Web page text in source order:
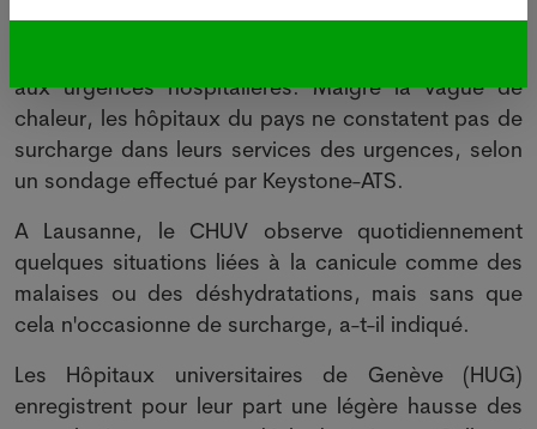
aux urgences hospitalières. Malgré la vague de
chaleur, les hôpitaux du pays ne constatent pas de
surcharge dans leurs services des urgences, selon
un sondage effectué par Keystone-ATS.
A Lausanne, le CHUV observe quotidiennement
quelques situations liées à la canicule comme des
malaises ou des déshydratations, mais sans que
cela n'occasionne de surcharge, a-t-il indiqué.
Les Hôpitaux universitaires de Genève (HUG)
enregistrent pour leur part une légère hausse des